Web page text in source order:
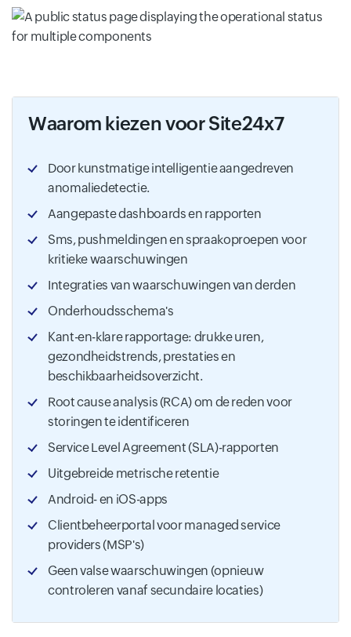
Waarom kiezen voor Site24x7
Door kunstmatige intelligentie aangedreven
anomaliedetectie.
Aangepaste dashboards en rapporten
Sms, pushmeldingen en spraakoproepen voor
kritieke waarschuwingen
Integraties van waarschuwingen van derden
Onderhoudsschema's
Kant-en-klare rapportage: drukke uren,
gezondheidstrends, prestaties en
beschikbaarheidsoverzicht.
Root cause analysis (RCA) om de reden voor
storingen te identificeren
Service Level Agreement (SLA)-rapporten
Uitgebreide metrische retentie
Android- en iOS-apps
Clientbeheerportal voor managed service
providers (MSP's)
Geen valse waarschuwingen (opnieuw
controleren vanaf secundaire locaties)